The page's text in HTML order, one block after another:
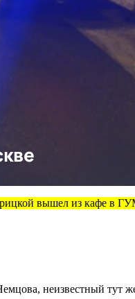
вышел из кафе в
неизвестный